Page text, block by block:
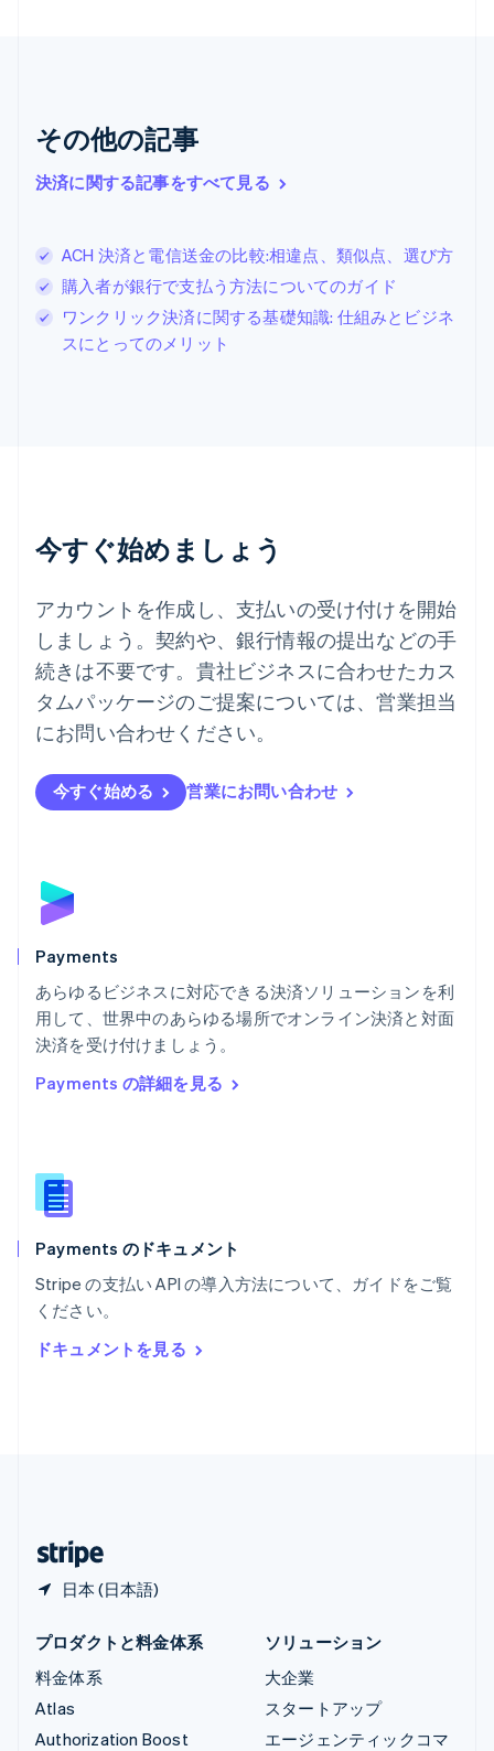
その他の記事
決済に関する記事をすべて見る
ACH 決済と電信送金の比較:相違点、類似点、選び方
購入者が銀行で支払う方法についてのガイド
ワンクリック決済に関する基礎知識: 仕組みとビジネ
スにとってのメリット
今すぐ始めましょう
アカウントを作成し、支払いの受け付けを開始
しましょう。契約や、銀行情報の提出などの手
続きは不要です。貴社ビジネスに合わせたカス
タムパッケージのご提案については、営業担当
にお問い合わせください。
今すぐ始める 営業にお問い合わせ
Payments
あらゆるビジネスに対応できる決済ソリューションを利
用して、世界中のあらゆる場所でオンライン決済と対面
決済を受け付けましょう。
Payments の詳細を見る
Payments のドキュメント
Stripe の支払い API の導入方法について、ガイドをご覧
ください。
ドキュメントを見る
日本 (日本語)
ジブラルタル
English
シンガポール
English 简体中文
スウェーデン
SvenskaEnglish
Español English
スロバキア
English
Deutsch English
ニュージーランド
English
ノルウェー
ハンガリー
English
EnglishSvenska
ブラジル
ブルガリア
English
Nederlands
English
ポルトガル
PortuguêsEnglish
English
Español
ラトビア
リトアニア
リヒテンシュタイン
Deutsch
ルーマニア
English
プロダクトと料金体系
料金体系
Atlas
Authorization Boost
ソリューション
大企業
スタートアップ
エージェンティックコマ